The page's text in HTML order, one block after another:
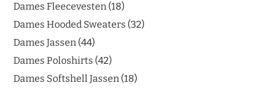
Dames Fleecevesten 18
Dames Hooded Sweaters 32
Dames Jassen 44
Dames Poloshirts 42
Dames Softshell Jassen 18